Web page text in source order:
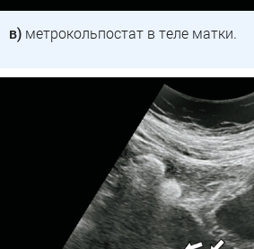
в) метрокольпостат в теле матки.